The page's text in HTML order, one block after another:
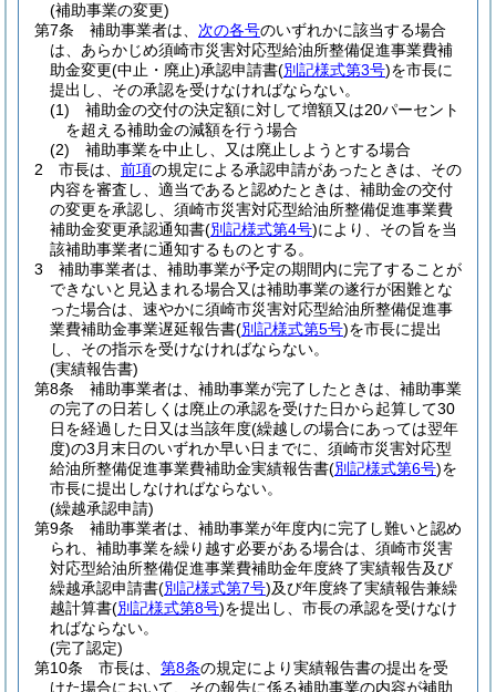
(補助事業の変更)
第7条
補助事業者は、 次の各号のいずれかに該当する場合
は、あらかじめ須崎市災害対応型給油所整備促進事業費補
助金変更(中止・廃止)承認申請書(別記様式第3号)を市長に
提出し、その承認を受けなければならない。
(1)
補助金の交付の決定額に対して増額又は20パーセント
を超える補助金の減額を行う場合
(2)
補助事業を中止し、又は廃止しようとする場合
2
市長は、 前項の規定による承認申請があったときは、その
内容を審査し、適当であると認めたときは、補助金の交付
の変更を承認し、須崎市災害対応型給油所整備促進事業費
補助金変更承認通知書(別記様式第4号)により、その旨を当
該補助事業者に通知するものとする。
3
補助事業者は、補助事業が予定の期間内に完了することが
できないと見込まれる場合又は補助事業の遂行が困難とな
った場合は、速やかに須崎市災害対応型給油所整備促進事
業費補助金事業遅延報告書(別記様式第5号)を市長に提出
し、その指示を受けなければならない。
(実績報告書)
第8条
補助事業者は、補助事業が完了したときは、補助事業
の完了の日若しくは廃止の承認を受けた日から起算して30
日を経過した日又は当該年度(繰越しの場合にあっては翌年
度)の3月末日のいずれか早い日までに、須崎市災害対応型
給油所整備促進事業費補助金実績報告書(別記様式第6号)を
市長に提出しなければならない。
(繰越承認申請)
第9条
補助事業者は、補助事業が年度内に完了し難いと認め
られ、補助事業を繰り越す必要がある場合は、須崎市災害
対応型給油所整備促進事業費補助金年度終了実績報告及び
繰越承認申請書(別記様式第7号)及び年度終了実績報告兼繰
越計算書(別記様式第8号)を提出し、市長の承認を受けなけ
ればならない。
(完了認定)
第10条
市長は、 第8条の規定により実績報告書の提出を受
けた場合において、その報告に係る補助事業の内容が補助